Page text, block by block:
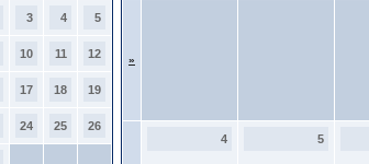
3 4 5
10 11 12
17 18 19
24 25 26
»
4 5